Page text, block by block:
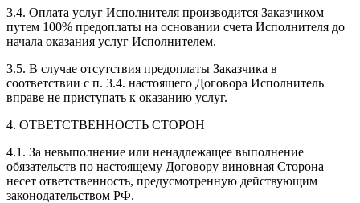
3.4. Оплата услуг Исполнителя производится Заказчиком
путем 100% предоплаты на основании счета Исполнителя до
начала оказания услуг Исполнителем.
3.5. В случае отсутствия предоплаты Заказчика в
соответствии с п. 3.4. настоящего Договора Исполнитель
вправе не приступать к оказанию услуг.
4. ОТВЕТСТВЕННОСТЬ СТОРОН
4.1. За невыполнение или ненадлежащее выполнение
обязательств по настоящему Договору виновная Сторона
несет ответственность, предусмотренную действующим
законодательством РФ.